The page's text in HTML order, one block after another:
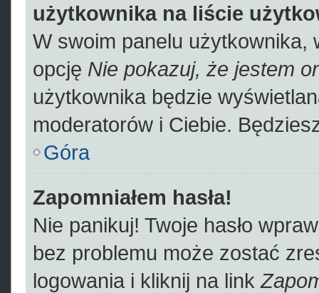
użytkownika na liście
W swoim panelu użytkownika,
opcję Nie pokazuj, że jestem
użytkownika będzie
moderatorów i Ciebie.
Góra
Zapomniałem hasła!
Nie panikuj! Twoje hasło
bez problemu może zostać
logowania i kliknij na link